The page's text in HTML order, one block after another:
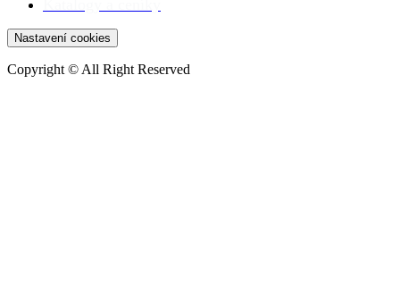
Nastavení cookies
Copyright © All Right Reserved